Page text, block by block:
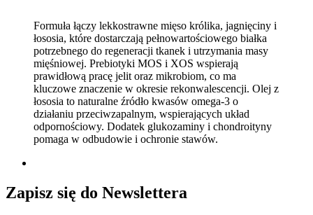
Formuła łączy lekkostrawne mięso królika, jagnięciny i
łososia, które dostarczają pełnowartościowego białka
potrzebnego do regeneracji tkanek i utrzymania masy
mięśniowej. Prebiotyki MOS i XOS wspierają
prawidłową pracę jelit oraz mikrobiom, co ma
kluczowe znaczenie w okresie rekonwalescencji. Olej z
łososia to naturalne źródło kwasów omega-3 o
działaniu przeciwzapalnym, wspierających układ
odpornościowy. Dodatek glukozaminy i chondroityny
pomaga w odbudowie i ochronie stawów.
Zapisz się do Newslettera